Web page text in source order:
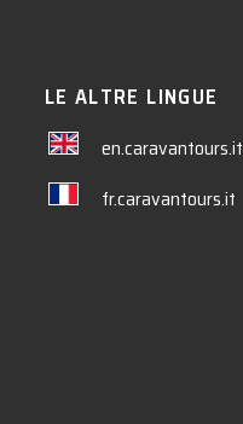
LE ALTRE LINGUE
en.caravantours.it
fr.caravantours.it